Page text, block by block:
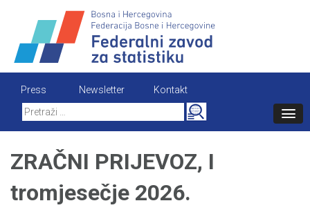
content
Press Newsletter
Kontakt
Search
for:
ZRAČNI PRIJEVOZ, I
tromjesečje 2026.